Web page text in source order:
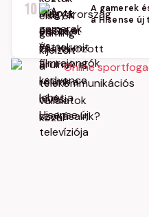
10
A gamerek
a Hisense új